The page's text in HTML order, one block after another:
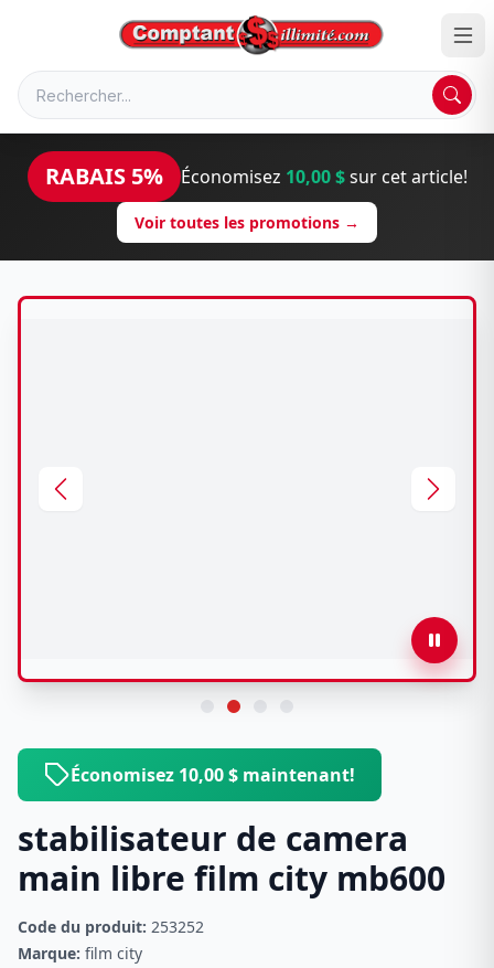
RABAIS 5% Économisez 10,00 $sur cet article!
Voir toutes les promotions →
Économisez 10,00 $ maintenant!
stabilisateur de camera
main libre film city mb600
Code du produit: 253252
Marque: film city